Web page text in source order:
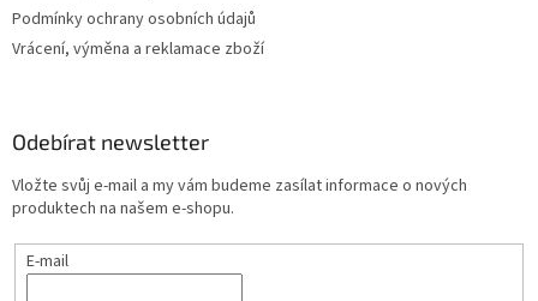
Podmínky ochrany osobních údajů
Vrácení, výměna a reklamace zboží
Odebírat newsletter
Vložte svůj e-mail a my vám budeme zasílat informace o nových
produktech na našem e-shopu.
E-mail